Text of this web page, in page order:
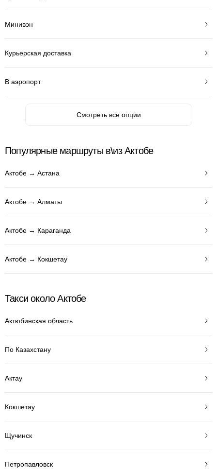
Минивэн
Курьерская доставка
В аэропорт
Смотреть все опции
Популярные маршруты в\из Актобе
Актобе → Астана
Актобе → Алматы
Актобе → Караганда
Актобе → Кокшетау
Такси около Актобе
Актюбинская область
По Казахстану
Актау
Кокшетау
Щучинск
Петропавловск